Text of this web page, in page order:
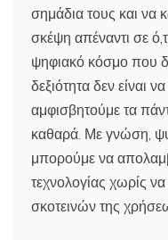
σημάδια τους και να
σκέψη απέναντι σε
ψηφιακό κόσμο που
δεξιότητα δεν είναι
αμφισβητούμε τα
καθαρά. Με γνώση,
μπορούμε να
τεχνολογίας χωρίς
σκοτεινών της